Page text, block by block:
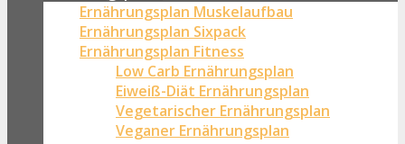
Ernährungsplan Muskelaufbau
Ernährungsplan Sixpack
Ernährungsplan Fitness
Low Carb Ernährungsplan
Eiweiß-Diät Ernährungsplan
Vegetarischer Ernährungsplan
Veganer Ernährungsplan